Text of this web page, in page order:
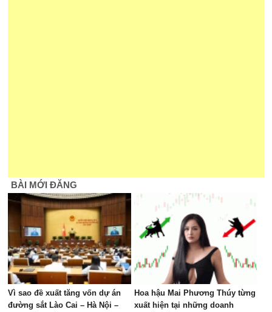
BÀI MỚI ĐĂNG
Vì sao đề xuất tăng vốn dự án
đường sắt Lào Cai – Hà Nội –
Hoa hậu Mai Phương Thúy từng
xuất hiện tại những doanh